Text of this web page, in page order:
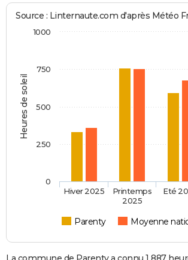
Heures de soleil
Source : Linternaute.com d'après Météo
Parenty Moyenne
Hiver 2025
Printemps
2025
Eté
0
250
500
750
1000